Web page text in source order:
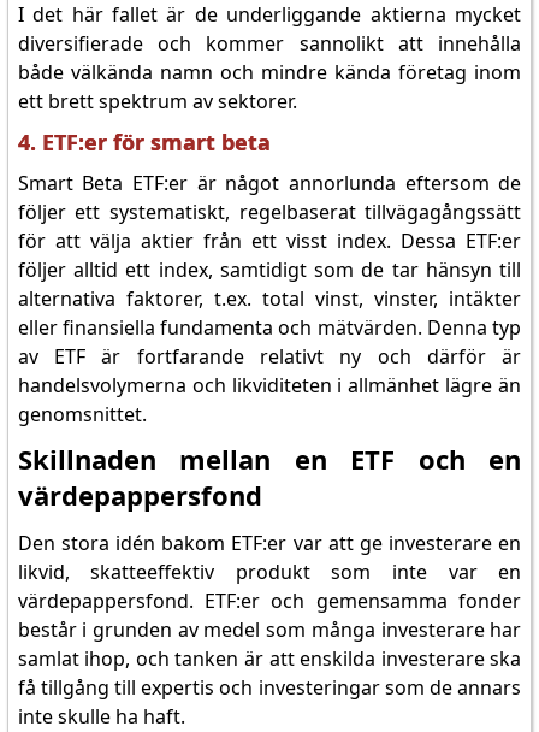
I det här fallet är de underliggande aktierna mycket
diversifierade och kommer sannolikt att innehålla
både välkända namn och mindre kända företag inom
ett brett spektrum av sektorer.
4. ETF:er för smart beta
Smart Beta ETF:er är något annorlunda eftersom de
följer ett systematiskt, regelbaserat tillvägagångssätt
för att välja aktier från ett visst index. Dessa ETF:er
följer alltid ett index, samtidigt som de tar hänsyn till
alternativa faktorer, t.ex. total vinst, vinster, intäkter
eller finansiella fundamenta och mätvärden. Denna typ
av ETF är fortfarande relativt ny och därför är
handelsvolymerna och likviditeten i allmänhet lägre än
genomsnittet.
Skillnaden mellan en ETF och en
värdepappersfond
Den stora idén bakom ETF:er var att ge investerare en
likvid, skatteeffektiv produkt som inte var en
värdepappersfond. ETF:er och gemensamma fonder
består i grunden av medel som många investerare har
samlat ihop, och tanken är att enskilda investerare ska
få tillgång till expertis och investeringar som de annars
inte skulle ha haft.